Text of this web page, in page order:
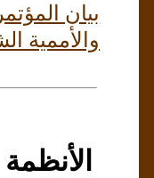
بيان
والأممية